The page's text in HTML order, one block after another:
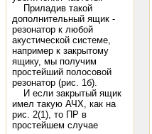
Приладив такой
дополнительный ящик -
резонатор к любой
акустической системе,
например к закрытому
ящику, мы получим
простейший полосовой
резонатор (рис. 1б).
И если закрытый ящик
имел такую АЧХ, как на
рис. 2(1), то ПР в
простейшем случае